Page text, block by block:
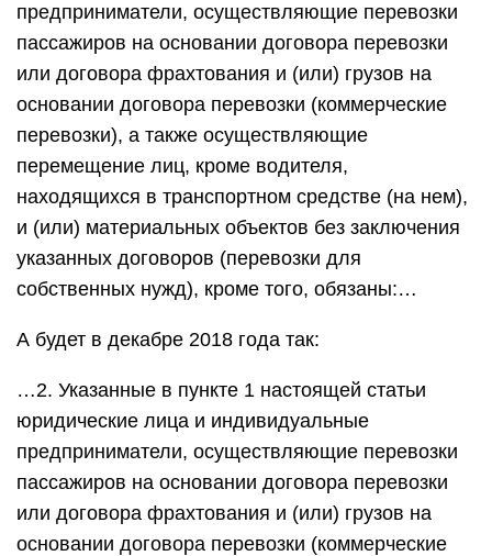
предприниматели, осуществляющие перевозки
пассажиров на основании договора перевозки
или договора фрахтования и (или) грузов на
основании договора перевозки (коммерческие
перевозки), а также осуществляющие
перемещение лиц, кроме водителя,
находящихся в транспортном средстве (на нем),
и (или) материальных объектов без заключения
указанных договоров (перевозки для
собственных нужд), кроме того, обязаны:…
А будет в декабре 2018 года так:
…2. Указанные в пункте 1 настоящей статьи
юридические лица и индивидуальные
предприниматели, осуществляющие перевозки
пассажиров на основании договора перевозки
или договора фрахтования и (или) грузов на
основании договора перевозки (коммерческие